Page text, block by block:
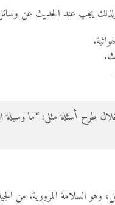
يجب عند الحديث عن وسائل
طرح أسئلة مثل: “ما وسيلة
السلامة المرورية. من